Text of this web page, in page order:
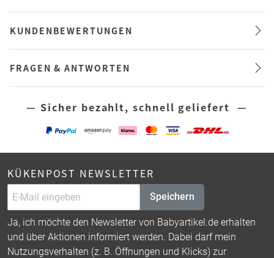
KUNDENBEWERTUNGEN
FRAGEN & ANTWORTEN
— Sicher bezahlt, schnell geliefert —
KÜKENPOST NEWSLETTER
Speichern
Ja, ich möchte den Newsletter von Babyartikel.de erhalten
und über Aktionen informiert werden. Dabei darf mein
Nutzungsverhalten (z. B. Öffnungen und Klicks) zur